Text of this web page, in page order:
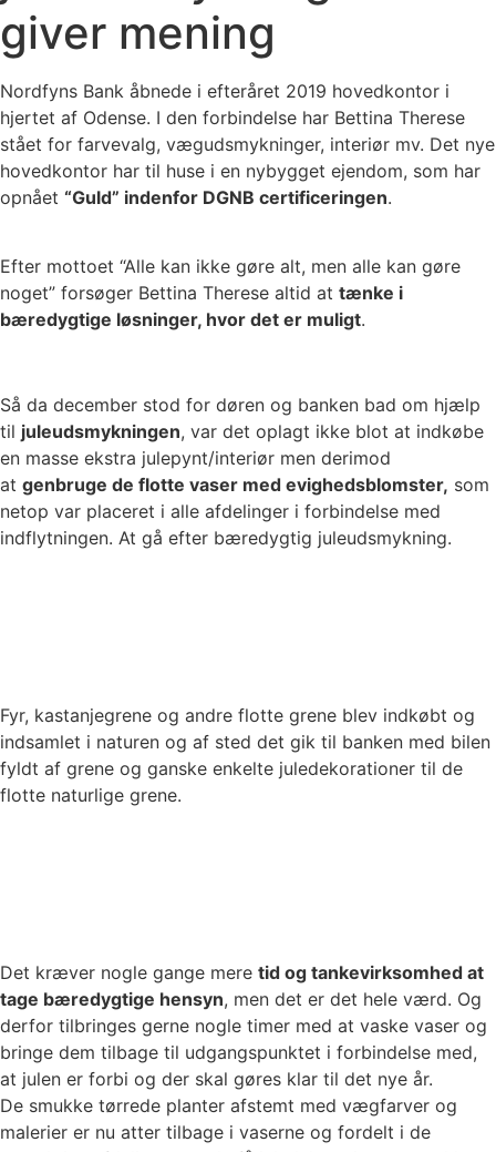
giver mening
Nordfyns Bank åbnede i efteråret 2019 hovedkontor i
hjertet af Odense. I den forbindelse har Bettina Therese
stået for farvevalg, vægudsmykninger, interiør mv. Det nye
hovedkontor har til huse i en nybygget ejendom, som har
opnået “Guld” indenfor DGNB certificeringen.
Efter mottoet “Alle kan ikke gøre alt, men alle kan gøre
noget” forsøger Bettina Therese altid at tænke i
bæredygtige løsninger, hvor det er muligt.
Så da december stod for døren og banken bad om hjælp
til juleudsmykningen, var det oplagt ikke blot at indkøbe
en masse ekstra julepynt/interiør men derimod
at genbruge de flotte vaser med evighedsblomster, som
netop var placeret i alle afdelinger i forbindelse med
indflytningen. At gå efter bæredygtig juleudsmykning.
Fyr, kastanjegrene og andre flotte grene blev indkøbt og
indsamlet i naturen og af sted det gik til banken med bilen
fyldt af grene og ganske enkelte juledekorationer til de
flotte naturlige grene.
Det kræver nogle gange mere tid og tankevirksomhed at
tage bæredygtige hensyn, men det er det hele værd. Og
derfor tilbringes gerne nogle timer med at vaske vaser og
bringe dem tilbage til udgangspunktet i forbindelse med,
at julen er forbi og der skal gøres klar til det nye år.
De smukke tørrede planter afstemt med vægfarver og
malerier er nu atter tilbage i vaserne og fordelt i de